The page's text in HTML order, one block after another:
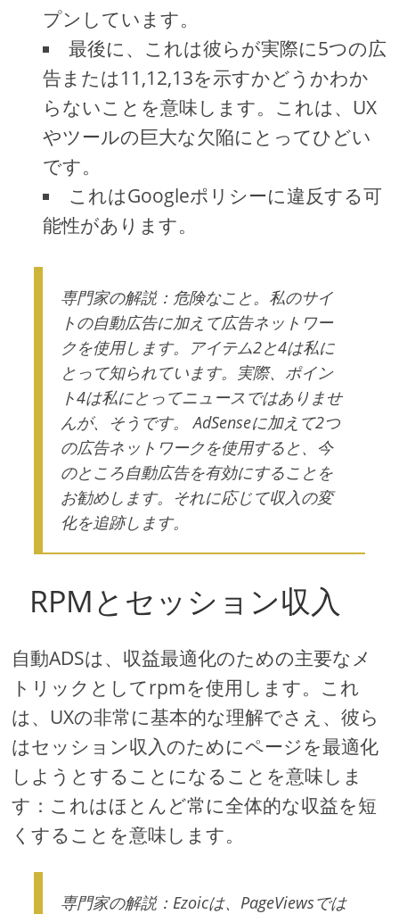
プンしています。
最後に、これは彼らが実際に5つの広
告または11,12,13を示すかどうかわか
らないことを意味します。これは、UX
やツールの巨大な欠陥にとってひどい
です。
これはGoogleポリシーに違反する可
能性があります。
専門家の解説：危険なこと。私のサイ
トの自動広告に加えて広告ネットワー
クを使用します。アイテム2と4は私に
とって知られています。実際、ポイン
ト4は私にとってニュースではありませ
んが、そうです。 AdSenseに加えて2つ
の広告ネットワークを使用すると、今
のところ自動広告を有効にすることを
お勧めします。それに応じて収入の変
化を追跡します。
RPMとセッション収入
自動ADSは、収益最適化のための主要なメ
トリックとしてrpmを使用します。これ
は、UXの非常に基本的な理解でさえ、彼ら
はセッション収入のためにページを最適化
しようとすることになることを意味しま
す：これはほとんど常に全体的な収益を短
くすることを意味します。
専門家の解説：Ezoicは、PageViewsでは